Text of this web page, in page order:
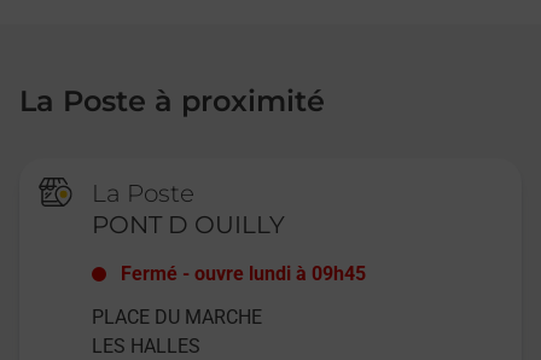
La Poste à proximité
La Poste
PONT D OUILLY
Fermé -ouvre lundi à 09h45
PLACE DU MARCHE
LES HALLES